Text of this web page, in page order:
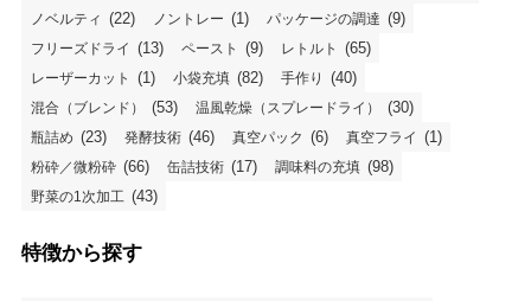
ノベルティ (22) ノントレー (1) パッケージの調達 (9)
フリーズドライ (13) ペースト (9) レトルト (65)
レーザーカット (1) 小袋充填 (82) 手作り (40)
混合（ブレンド） (53) 温風乾燥（スプレードライ） (30)
瓶詰め (23) 発酵技術 (46) 真空パック (6) 真空フライ (1)
粉砕／微粉砕 (66) 缶詰技術 (17) 調味料の充填 (98)
野菜の1次加工 (43)
特徴から探す